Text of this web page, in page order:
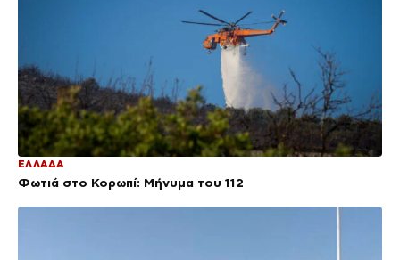
ΕΛΛΑΔΑ
Φωτιά στο Κορωπί: Μήνυμα του 112